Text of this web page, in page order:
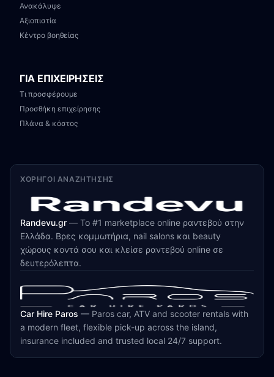
Ανακάλυψε
Αξιοπιστία
Κέντρο βοηθείας
ΓΙΑ ΕΠΙΧΕΙΡΗΣΕΙΣ
Τι προσφέρουμε
Προσθήκη επιχείρησης
Πλάνα & κόστος
ΧΟΡΗΓΟΊ ΑΝΑΖΉΤΗΣΗΣ
Randevu.gr — Το #1 marketplace online ραντεβού στην
Ελλάδα. Βρες κομμωτήρια, nail salons και beauty
χώρους κοντά σου και κλείσε ραντεβού online σε
δευτερόλεπτα.
Car Hire Paros — Paros car, ATV and scooter rentals with
a modern fleet, flexible pick-up across the island,
insurance included and trusted local 24/7 support.